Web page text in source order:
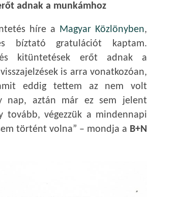
adnak a munkámhoz
híre a Magyar Közlönyben,
bíztató gratulációt kaptam.
kitüntetések erőt adnak a
is arra vonatkozóan,
eddig tettem az nem volt
nap, aztán már ez sem jelent
tovább, végezzük a mindennapi
történt volna” – mondja a B+N